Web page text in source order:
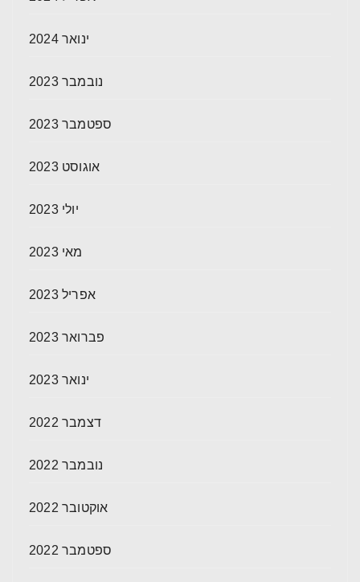
ינואר 2024
נובמבר 2023
ספטמבר 2023
אוגוסט 2023
יולי 2023
מאי 2023
אפריל 2023
פברואר 2023
ינואר 2023
דצמבר 2022
נובמבר 2022
אוקטובר 2022
ספטמבר 2022